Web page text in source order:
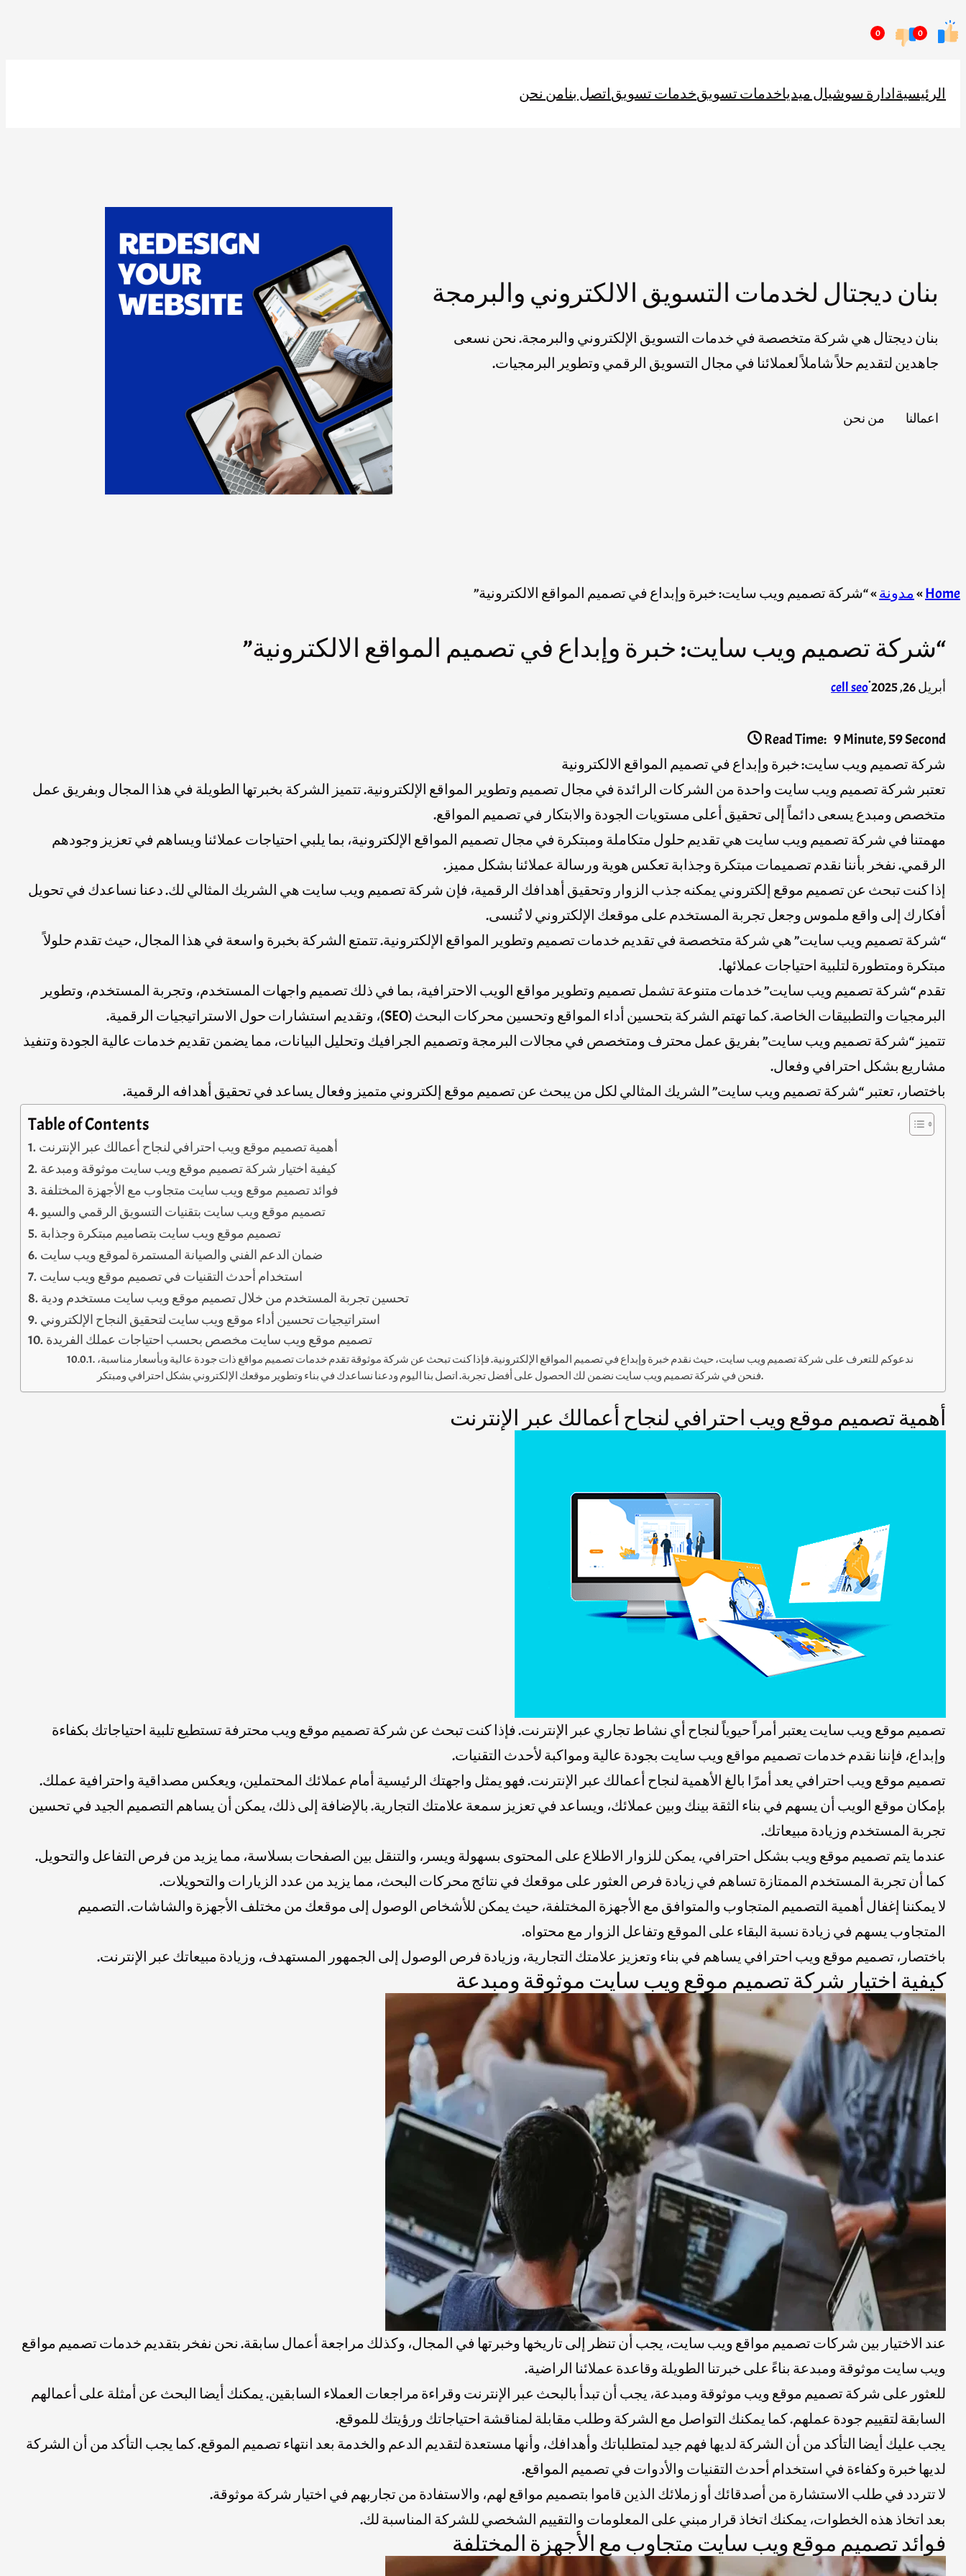
0
0
إلى
الرئيسيةادارة سوشيال ميدياخدمات تسويقخدمات تسويقاتصل بنامن نحن
بنان ديجتال لخدمات التسويق الالكتروني والبرمجة
بنان ديجتال هي شركة متخصصة في خدمات التسويق الإلكتروني والبرمجة. نحن نسعى
جاهدين لتقديم حلاً شاملاً لعملائنا في مجال التسويق الرقمي وتطوير البرمجيات.
اعمالنا من نحن
Home
» مدونة»“شركة تصميم ويب سايت: خبرة وإبداع في تصميم المواقع الالكترونية”
“شركة تصميم ويب سايت: خبرة وإبداع في تصميم المواقع الالكترونية”
أبريل 26, 2025 ·
cell seo
Read Time: 9 Minute, 59 Second
شركة تصميم ويب سايت: خبرة وإبداع في تصميم المواقع الالكترونية
تعتبر شركة تصميم ويب سايت واحدة من الشركات الرائدة في مجال تصميم وتطوير المواقع الإلكترونية. تتميز الشركة بخبرتها الطويلة في هذا المجال وبفريق عمل
متخصص ومبدع يسعى دائماً إلى تحقيق أعلى مستويات الجودة والابتكار في تصميم المواقع.
مهمتنا في شركة تصميم ويب سايت هي تقديم حلول متكاملة ومبتكرة في مجال تصميم المواقع الإلكترونية، بما يلبي احتياجات عملائنا ويساهم في تعزيز وجودهم
الرقمي. نفخر بأننا نقدم تصميمات مبتكرة وجذابة تعكس هوية ورسالة عملائنا بشكل مميز.
إذا كنت تبحث عن تصميم موقع إلكتروني يمكنه جذب الزوار وتحقيق أهدافك الرقمية، فإن شركة تصميم ويب سايت هي الشريك المثالي لك. دعنا نساعدك في تحويل
أفكارك إلى واقع ملموس وجعل تجربة المستخدم على موقعك الإلكتروني لا تُنسى.
“شركة تصميم ويب سايت” هي شركة متخصصة في تقديم خدمات تصميم وتطوير المواقع الإلكترونية. تتمتع الشركة بخبرة واسعة في هذا المجال، حيث تقدم حلولاً
مبتكرة ومتطورة لتلبية احتياجات عملائها.
تقدم “شركة تصميم ويب سايت” خدمات متنوعة تشمل تصميم وتطوير مواقع الويب الاحترافية، بما في ذلك تصميم واجهات المستخدم، وتجربة المستخدم، وتطوير
البرمجيات والتطبيقات الخاصة. كما تهتم الشركة بتحسين أداء المواقع وتحسين محركات البحث (SEO)، وتقديم استشارات حول الاستراتيجيات الرقمية.
تتميز “شركة تصميم ويب سايت” بفريق عمل محترف ومتخصص في مجالات البرمجة وتصميم الجرافيك وتحليل البيانات، مما يضمن تقديم خدمات عالية الجودة وتنفيذ
مشاريع بشكل احترافي وفعال.
باختصار، تعتبر “شركة تصميم ويب سايت” الشريك المثالي لكل من يبحث عن تصميم موقع إلكتروني متميز وفعال يساعد في تحقيق أهدافه الرقمية.
Table of Contents
أهمية تصميم موقع ويب احترافي لنجاح أعمالك عبر الإنترنت
كيفية اختيار شركة تصميم موقع ويب سايت موثوقة ومبدعة
فوائد تصميم موقع ويب سايت متجاوب مع الأجهزة المختلفة
تصميم موقع ويب سايت بتقنيات التسويق الرقمي والسيو
تصميم موقع ويب سايت بتصاميم مبتكرة وجذابة
ضمان الدعم الفني والصيانة المستمرة لموقع ويب سايت
استخدام أحدث التقنيات في تصميم موقع ويب سايت
تحسين تجربة المستخدم من خلال تصميم موقع ويب سايت مستخدم ودية
استراتيجيات تحسين أداء موقع ويب سايت لتحقيق النجاح الإلكتروني
تصميم موقع ويب سايت مخصص بحسب احتياجات عملك الفريدة
ندعوكم للتعرف على شركة تصميم ويب سايت، حيث نقدم خبرة وإبداع في تصميم المواقع الإلكترونية. فإذا كنت تبحث عن شركة موثوقة تقدم خدمات تصميم مواقع ذات جودة عالية وبأسعار مناسبة،
فنحن في شركة تصميم ويب سايت نضمن لك الحصول على أفضل تجربة. اتصل بنا اليوم ودعنا نساعدك في بناء وتطوير موقعك الإلكتروني بشكل احترافي ومبتكر.
أهمية تصميم موقع ويب احترافي لنجاح أعمالك عبر الإنترنت
تصميم موقع ويب سايت يعتبر أمراً حيوياً لنجاح أي نشاط تجاري عبر الإنترنت. فإذا كنت تبحث عن شركة تصميم موقع ويب محترفة تستطيع تلبية احتياجاتك بكفاءة
وإبداع، فإننا نقدم خدمات تصميم مواقع ويب سايت بجودة عالية ومواكبة لأحدث التقنيات.
تصميم موقع ويب احترافي يعد أمرًا بالغ الأهمية لنجاح أعمالك عبر الإنترنت. فهو يمثل واجهتك الرئيسية أمام عملائك المحتملين، ويعكس مصداقية واحترافية عملك.
بإمكان موقع الويب أن يسهم في بناء الثقة بينك وبين عملائك، ويساعد في تعزيز سمعة علامتك التجارية. بالإضافة إلى ذلك، يمكن أن يساهم التصميم الجيد في تحسين
تجربة المستخدم وزيادة مبيعاتك.
عندما يتم تصميم موقع ويب بشكل احترافي، يمكن للزوار الاطلاع على المحتوى بسهولة ويسر، والتنقل بين الصفحات بسلاسة، مما يزيد من فرص التفاعل والتحويل.
كما أن تجربة المستخدم الممتازة تساهم في زيادة فرص العثور على موقعك في نتائج محركات البحث، مما يزيد من عدد الزيارات والتحويلات.
لا يمكننا إغفال أهمية التصميم المتجاوب والمتوافق مع الأجهزة المختلفة، حيث يمكن للأشخاص الوصول إلى موقعك من مختلف الأجهزة والشاشات. التصميم
المتجاوب يسهم في زيادة نسبة البقاء على الموقع وتفاعل الزوار مع محتواه.
باختصار، تصميم موقع ويب احترافي يساهم في بناء وتعزيز علامتك التجارية، وزيادة فرص الوصول إلى الجمهور المستهدف، وزيادة مبيعاتك عبر الإنترنت.
كيفية اختيار شركة تصميم موقع ويب سايت موثوقة ومبدعة
عند الاختيار بين شركات تصميم مواقع ويب سايت، يجب أن تنظر إلى تاريخها وخبرتها في المجال، وكذلك مراجعة أعمال سابقة. نحن نفخر بتقديم خدمات تصميم مواقع
ويب سايت موثوقة ومبدعة بناءً على خبرتنا الطويلة وقاعدة عملائنا الراضية.
للعثور على شركة تصميم موقع ويب موثوقة ومبدعة، يجب أن تبدأ بالبحث عبر الإنترنت وقراءة مراجعات العملاء السابقين. يمكنك أيضا البحث عن أمثلة على أعمالهم
السابقة لتقييم جودة عملهم. كما يمكنك التواصل مع الشركة وطلب مقابلة لمناقشة احتياجاتك ورؤيتك للموقع.
يجب عليك أيضا التأكد من أن الشركة لديها فهم جيد لمتطلباتك وأهدافك، وأنها مستعدة لتقديم الدعم والخدمة بعد انتهاء تصميم الموقع. كما يجب التأكد من أن الشركة
لديها خبرة وكفاءة في استخدام أحدث التقنيات والأدوات في تصميم المواقع.
لا تتردد في طلب الاستشارة من أصدقائك أو زملائك الذين قاموا بتصميم مواقع لهم، والاستفادة من تجاربهم في اختيار شركة موثوقة.
بعد اتخاذ هذه الخطوات، يمكنك اتخاذ قرار مبني على المعلومات والتقييم الشخصي للشركة المناسبة لك.
فوائد تصميم موقع ويب سايت متجاوب مع الأجهزة المختلفة